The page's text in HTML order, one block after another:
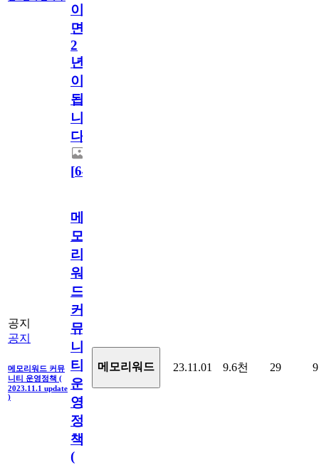
이
면
2
년
이
됩
니
다.
[64
공지
공지
메모리워드 커뮤
니티 운영정책 (
2023.11.1 update
)
메
모
리
워
드
커
뮤
니
티
운
영
정
책
(
메모리워드 23.11.01 9.6천 29 9